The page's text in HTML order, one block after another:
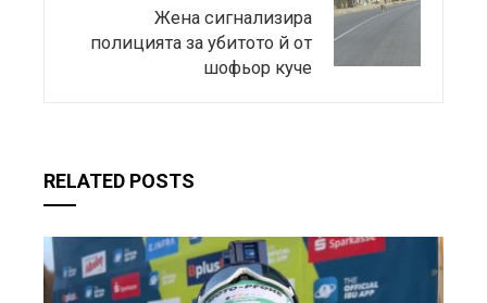
Жена сигнализира
полицията за убитото й от
шофьор куче
RELATED POSTS